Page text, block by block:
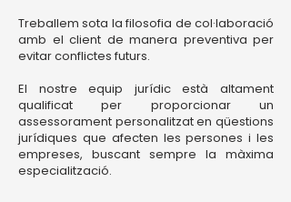
Treballem sota la filosofia de col·laboració
amb el client de manera preventiva per
evitar conflictes futurs.
El nostre equip jurídic està altament
qualificat per proporcionar un
assessorament personalitzat en qüestions
jurídiques que afecten les persones i les
empreses, buscant sempre la màxima
especialització.